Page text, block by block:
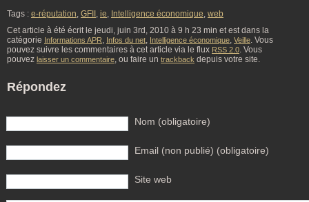
Tags : e-réputation, GFII , ie, Intelligence économique, web
Cet article à été écrit le jeudi, juin 3rd, 2010 à 9 h 23 min et est dans la
catégorie Informations APR, Infos du net, Intelligence économique, Veille. Vous
pouvez suivre les commentaires à cet article via le flux RSS 2.0. Vous
pouvez laisser un commentaire, ou faire un trackback depuis votre site.
Répondez
Nom (obligatoire)
Email (non publié) (obligatoire)
Site web